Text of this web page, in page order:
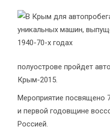
полуострове пройдет
Крым-2015.
Мероприятие посвящено
и первой годовщине
Россией.